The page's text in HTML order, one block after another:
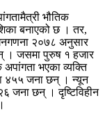
भौतिक
बनाएको छ । तर,
२०७८ अनुसार
। जसमा पुरुष १ हजार
भएका व्यक्ति
४५५ जना छन् । न्यून
जना छन् । दृष्टिविहीन